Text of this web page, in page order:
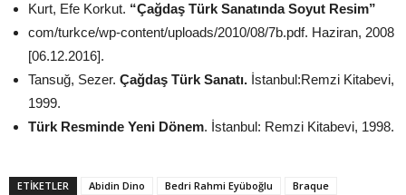
Kurt, Efe Korkut. “Çağdaş Türk Sanatında Soyut Resim”
com/turkce/wp-content/uploads/2010/08/7b.pdf. Haziran, 2008
[06.12.2016].
Tansuğ, Sezer. Çağdaş Türk Sanatı. İstanbul:Remzi Kitabevi,
1999.
Türk Resminde Yeni Dönem. İstanbul: Remzi Kitabevi, 1998.
ETİKETLER Abidin Dino Bedri Rahmi Eyüboğlu
Braque